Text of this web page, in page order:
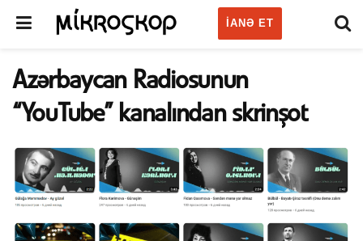
IANƏ ET
Azərbaycan Radiosunun
“YouTube” kanalından skrinşot